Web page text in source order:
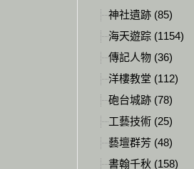
神社遺跡 (85)
海天遊踪 (1154)
傳記人物 (36)
洋樓教堂 (112)
砲台城跡 (78)
工藝技術 (25)
藝壇群芳 (48)
書翰千秋 (158)